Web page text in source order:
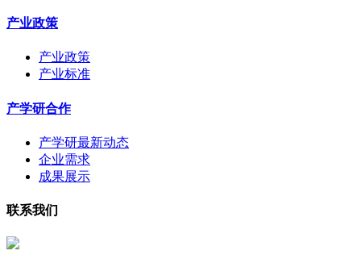
产业政策
产业政策
产业标准
产学研合作
产学研最新动态
企业需求
成果展示
联系我们